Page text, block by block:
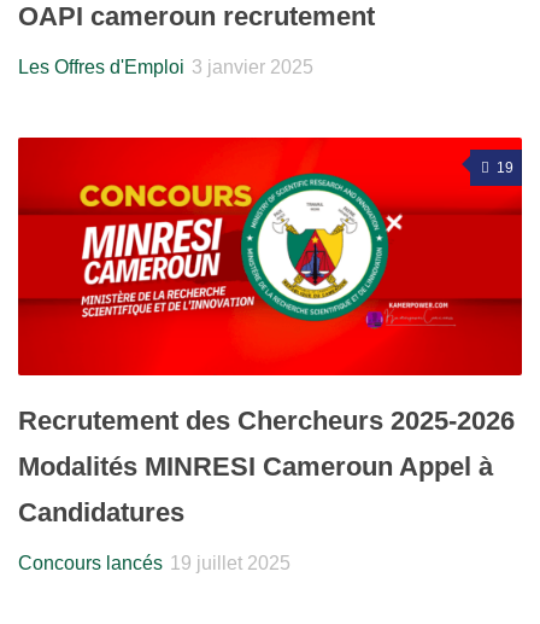
OAPI cameroun recrutement
Les Offres d'Emploi 3 janvier 2025
19
Recrutement des Chercheurs 2025-2026
Modalités MINRESI Cameroun Appel à
Candidatures
Concours lancés 19 juillet 2025